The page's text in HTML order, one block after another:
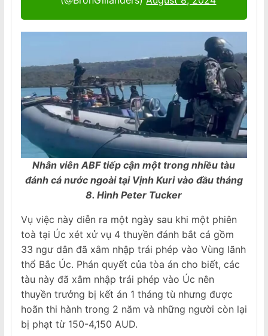
Nhân viên ABF tiếp cận một trong nhiều tàu
đánh cá nước ngoài tại Vịnh Kuri vào đầu tháng
8. Hình Peter Tucker
Vụ việc này diễn ra một ngày sau khi một phiên
toà tại Úc xét xử vụ 4 thuyền đánh bắt cá gồm
33 ngư dân đã xâm nhập trái phép vào Vùng lãnh
thổ Bắc Úc. Phán quyết của tòa án cho biết, các
tàu này đã xâm nhập trái phép vào Úc nên
thuyền trưởng bị kết án 1 tháng tù nhưng được
hoãn thi hành trong 2 năm và những người còn lại
bị phạt từ 150-4,150 AUD.